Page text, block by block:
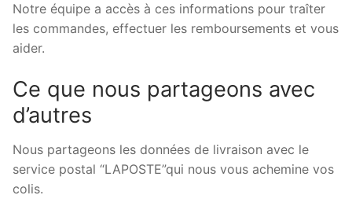
Notre équipe a accès à ces informations pour traîter
les commandes, effectuer les remboursements et vous
aider.
Ce que nous partageons avec
d’autres
Nous partageons les données de livraison avec le
service postal “LAPOSTE”qui nous vous achemine vos
colis.